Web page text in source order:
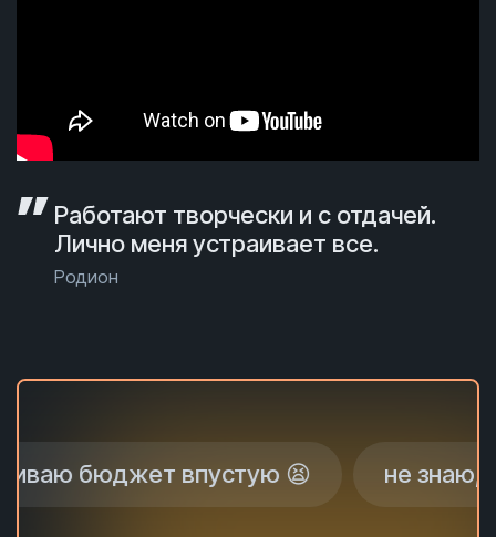
Работают творчески и с отдачей.
Лично меня устраивает все.
Родион
впустую 😫 не знаю, почему